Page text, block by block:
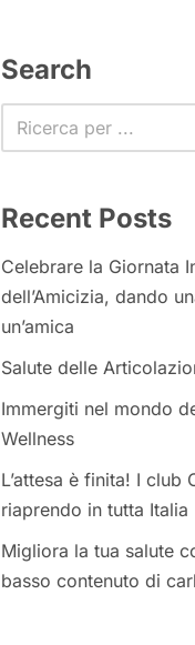
Search
Recent Posts
Celebrare la Giornata
dell’Amicizia, dando
un’amica
Salute delle
Immergiti nel mondo
Wellness
L’attesa è finita! I club
riaprendo in tutta Italia
Migliora la tua salute
basso contenuto di